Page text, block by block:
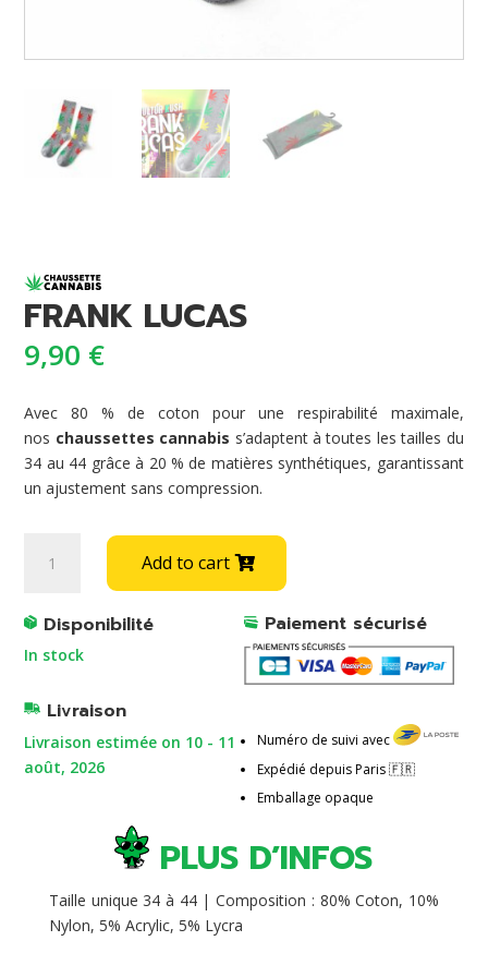
FRANK LUCAS
9,90 €
Avec 80 % de coton pour une respirabilité maximale,
nos chaussettes cannabis s’adaptent à toutes les tailles du
34 au 44 grâce à 20 % de matières synthétiques, garantissant
un ajustement sans compression.
LUCAS
Add to cart
e
r
n
i
v
e
Disponibilité
In stock
Livraison
Livraison estimée on 10 - 11
août, 2026
Paiement sécurisé
Numéro de suivi avec
Expédié depuis Paris 🇫🇷
Emballage opaque
PLUS D’INFOS
Taille unique 34 à 44 | Composition : 80% Coton, 10%
Nylon, 5% Acrylic, 5% Lycra